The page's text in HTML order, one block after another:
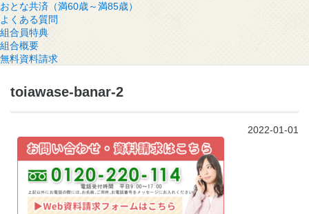
おとな共済（満60歳～満85歳）
よくある質問
組合員特典
組合概要
無料資料請求
toiawase-banar-2
2022-01-01